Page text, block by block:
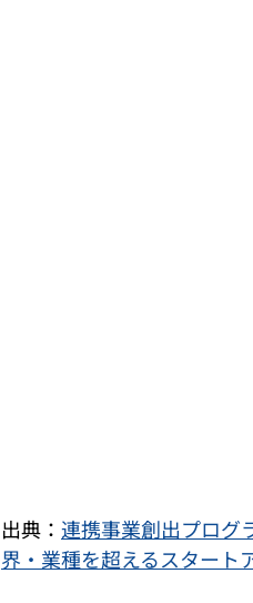
出典： 連携事業創出プログ
界・業種を超えるスタート